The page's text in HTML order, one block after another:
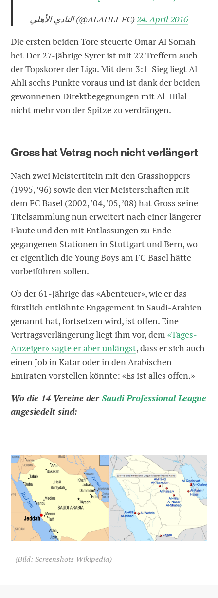
— النادي الأهلي (@ALAHLI_FC)24. April 2016
Die ersten beiden Tore steuerte Omar Al Somah
bei. Der 27-jährige Syrer ist mit 22 Treffern auch
der Topskorer der Liga. Mit dem 3:1-Sieg liegt Al-
Ahli sechs Punkte voraus und ist dank der beiden
gewonnenen Direktbegegnungen mit Al-Hilal
nicht mehr von der Spitze zu verdrängen.
Gross hat Vetrag noch nicht verlängert
Nach zwei Meistertiteln mit den Grasshoppers
(1995, ’96) sowie den vier Meisterschaften mit
dem FC Basel (2002, ’04, ’05, ’08) hat Gross seine
Titelsammlung nun erweitert nach einer längerer
Flaute und den mit Entlassungen zu Ende
gegangenen Stationen in Stuttgart und Bern, wo
er eigentlich die Young Boys am FC Basel hätte
vorbeiführen sollen.
Ob der 61-Jährige das «Abenteuer», wie er das
fürstlich entlöhnte Engagement in Saudi-Arabien
genannt hat, fortsetzen wird, ist offen. Eine
Vertragsverlängerung liegt ihm vor, dem«Tages-
Anzeiger» sagte er aber unlängst, dass er sich auch
einen Job in Katar oder in den Arabischen
Emiraten vorstellen könnte: «Es ist alles offen.»
Wo die 14 Vereine derSaudi Professional League
angesiedelt sind:
(Bild: Screenshots Wikipedia)